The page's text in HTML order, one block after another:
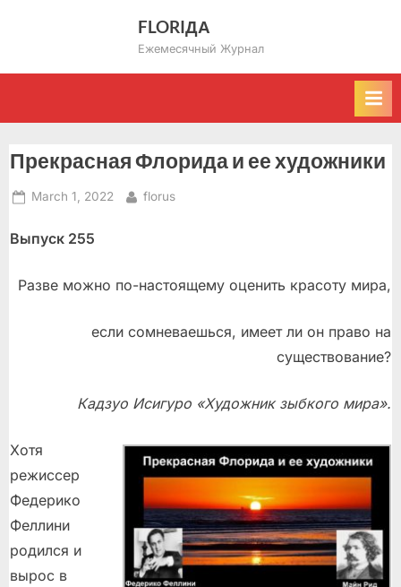
FLORIДА
Ежемесячный Журнал
Прекрасная Флорида и ее художники
Posted
March 1, 2022 By
florus
Выпуск 255
Разве можно по-настоящему оценить красоту мира,
если сомневаешься, имеет ли он право на
существование?
Кадзуо Исигуро «Художник зыбкого мира».
Хотя
режиссер
Федерико
Феллини
родился и
вырос в